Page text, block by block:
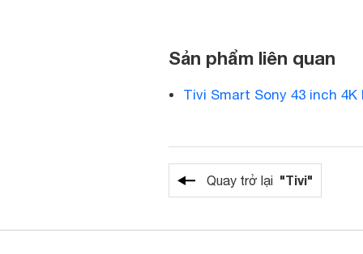
Sản phẩm liên quan
Tivi Smart Sony 43 inch 4K
Quay trở lại "Tivi"